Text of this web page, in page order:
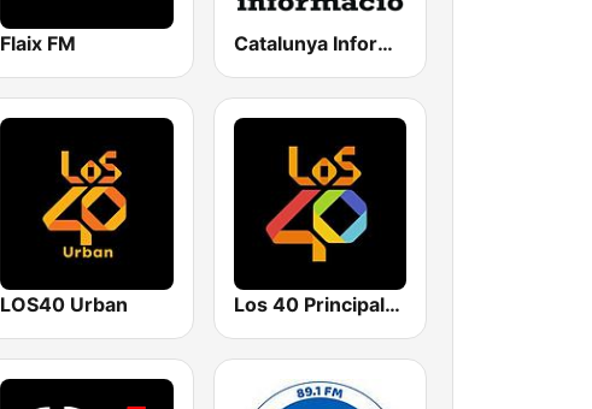
Flaix FM Catalunya Informació
LOS40 Urban Los 40 Principales